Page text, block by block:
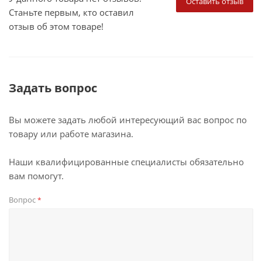
Станьте первым, кто оставил
отзыв об этом товаре!
Задать вопрос
Вы можете задать любой интересующий вас вопрос по
товару или работе магазина.
Наши квалифицированные специалисты обязательно
вам помогут.
Вопрос*